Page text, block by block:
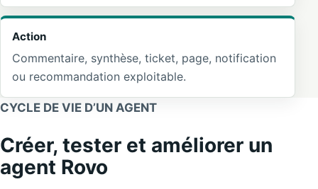
Action
Commentaire, synthèse, ticket, page, notification
ou recommandation exploitable.
CYCLE DE VIE D’UN AGENT
Créer, tester et améliorer un
agent Rovo